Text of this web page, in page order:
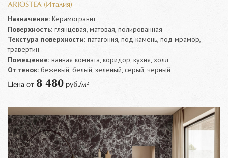
ARIOSTEA (Италия)
Назначение: Керамогранит
Поверхность: глянцевая, матовая, полированная
Текстура поверхности: патагония, под камень, под мрамор,
травертин
Помещение: ванная комната, коридор, кухня, холл
Оттенок: бежевый, белый, зеленый, серый, черный
Цена от 8 480 руб./м²